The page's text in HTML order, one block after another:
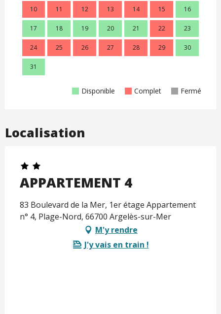
10 11 12 13 14 15 16
17 18 19 20 21 22 23
24 25 26 27 28 29 30
31
Disponible Complet Fermé
Localisation
APPARTEMENT 4
83 Boulevard de la Mer, 1er étage Appartement
n° 4, Plage-Nord, 66700 Argelès-sur-Mer
M'y rendre
J'y vais en train !